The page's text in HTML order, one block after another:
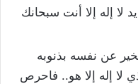
لا إله إلا أنت سبحانك
عن نفسه بذنوبه
لا إله إلا هو.. فاحرص